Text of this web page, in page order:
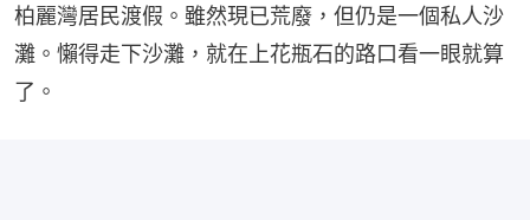
柏麗灣居民渡假。雖然現已荒廢，但仍是一個私人沙
灘。懶得走下沙灘，就在上花瓶石的路口看一眼就算
了。